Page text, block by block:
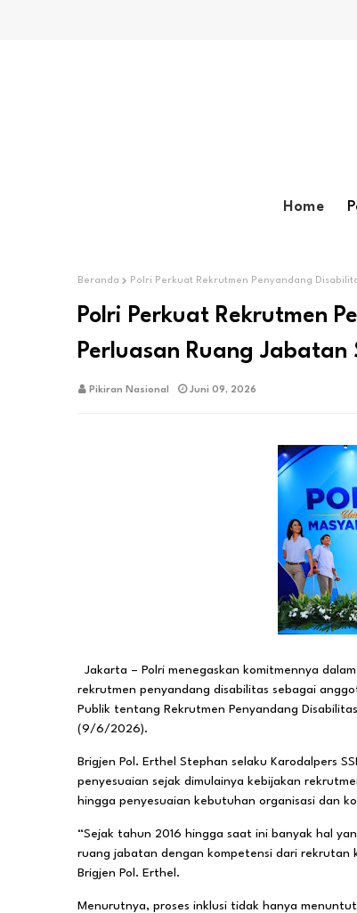
Home
Beranda Polri Perkuat Rekrutmen Penyandang
Polri Perkuat Rekrutmen
Perluasan Ruang Jabatan
Pikiran Nasional Juni 09, 2026
Jakarta – Polri menegaskan komitmennya
rekrutmen penyandang disabilitas sebagai
Publik tentang Rekrutmen Penyandang
(9/6/2026).
Brigjen Pol. Erthel Stephan selaku Karodalpers
penyesuaian sejak dimulainya kebijakan
hingga penyesuaian kebutuhan organisasi dan
“Sejak tahun 2016 hingga saat ini banyak hal
ruang jabatan dengan kompetensi dari rekrutan
Brigjen Pol. Erthel.
Menurutnya, proses inklusi tidak hanya